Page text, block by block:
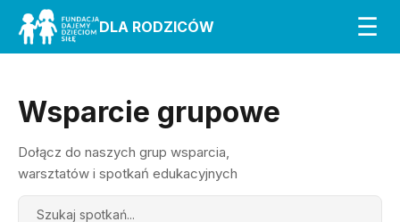
DLA RODZICÓW ☰
Wsparcie grupowe
Dołącz do naszych grup wsparcia,
warsztatów i spotkań edukacyjnych
Search